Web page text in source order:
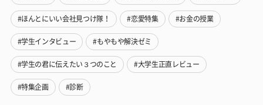
#ほんとにいい会社見つけ隊！ #恋愛特集 #お金の授業
#学生インタビュー #もやもや解決ゼミ
#学生の君に伝えたい３つのこと #大学生正直レビュー
#特集企画 #診断